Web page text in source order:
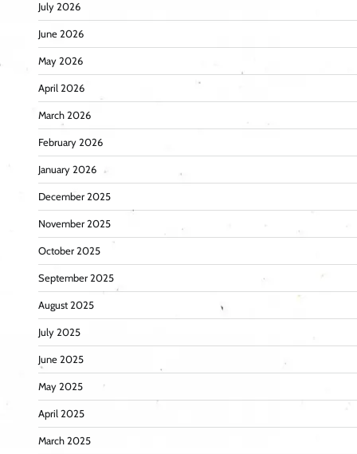
July 2026
June 2026
May 2026
April 2026
March 2026
February 2026
January 2026
December 2025
November 2025
October 2025
September 2025
August 2025
July 2025
June 2025
May 2025
April 2025
March 2025